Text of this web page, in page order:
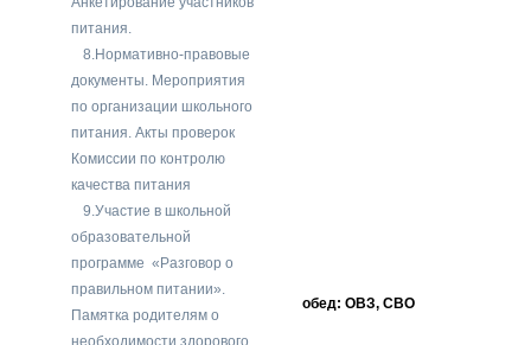
питания.
8.Нормативно-правовые
документы. Мероприятия
по организации школьного
питания. Акты проверок
Комиссии по контролю
качества питания
9.Участие в школьной
образовательной
программе «Разговор о
правильном питании».
Памятка родителям о
необходимости здорового
обед: ОВЗ, СВО